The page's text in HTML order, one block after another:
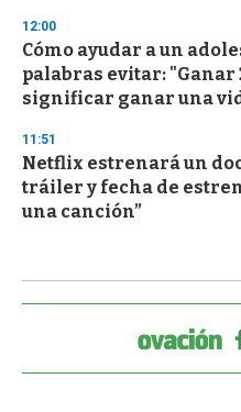
12:00
Cómo ayudar a un
palabras evitar: "Ganar
significar ganar una
11:51
Netflix estrenará un
tráiler y fecha de
una canción”